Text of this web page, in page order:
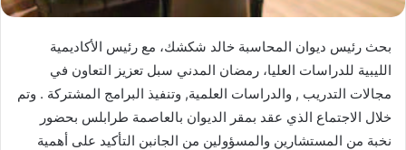
بحث رئيس ديوان المحاسبة خالد شكشك، مع رئيس الأكاديمية
الليبية للدراسات العليا، رمضان المدني سبل تعزيز التعاون في
مجالات التدريب , والدراسات العلمية, وتنفيذ البرامج المشتركة . وتم
خلال الاجتماع الذي عقد بمقر الديوان بالعاصمة طرابلس بحضور
نخبة من المستشارين والمسؤولين من الجانبن التأكيد على أهمية